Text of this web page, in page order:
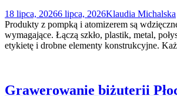
18 lipca, 20266 lipca, 2026Klaudia Michalska
Produkty z pompką i atomizerem są
wymagające. Łączą szkło, plastik, metal,
etykietę i drobne elementy konstrukcyjne.
Grawerowanie biżuterii